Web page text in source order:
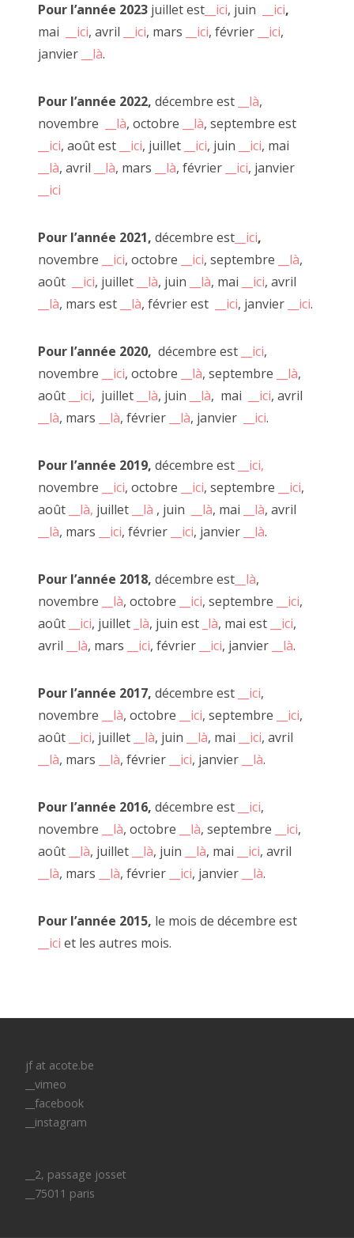
Pour l’année 2023 juillet est __ici, juin __ici,
mai
__ici, avril __ici, mars __ici, février __ici,
janvier
__là.
Pour l’année 2022, décembre est __là,
novembre
__là, octobre __là, septembre est
__ici, août est __ici, juillet __ici, juin __ici, mai
__là, avril __là, mars __là, février __ici, janvier
__ici
Pour l’année 2021, décembre est __ici,
novembre
__ici, octobre __ici, septembre __là,
août
__ici, juillet __là, juin __là, mai __ici, avril
__là, mars est __là, février est __ici, janvier __ici.
Pour l’année 2020, décembre est __ici,
novembre
__ici, octobre __là, septembre __là,
août
__ici, juillet __là, juin __là, mai __ici, avril
__là, mars __là, février __là, janvier __ici.
Pour l’année 2019, décembre est
__ici,
novembre
__ici, octobre __ici, septembre __ici,
août
__là, juillet __là , juin __là, mai __là, avril
__là, mars __ici, février __ici, janvier __là.
Pour l’année 2018, décembre est __là,
novembre
__là, octobre __ici, septembre __ici,
août
__ici, juillet _là, juin est _là, mai est __ici,
avril
__là, mars __ici, février __ici, janvier __là.
Pour l’année 2017, décembre est __ici,
novembre
__là, octobre __ici, septembre __ici,
août
__ici, juillet __là, juin __là, mai __ici, avril
__là, mars __là, février __ici, janvier __là.
Pour l’année 2016, décembre est __ici,
novembre
__là, octobre __là, septembre __ici,
août
__là, juillet __là, juin __là, mai __ici, avril
__là, mars __là, février __ici, janvier __là.
Pour l’année 2015, le mois de décembre est
__ici et les autres mois.
"Pédale Pédale", décembre 2018
Première rencontre avec le OU PAS. Nous avions imaginé
cela comme un événement ou viennent se succéder de
nombreuses personnes.
Certes nous avions rameuté beaucoup de monde en un court
DEHORS.
Je suis revenu avec un micro pour demander aux Autres
Puis avec d'autres photos sur des cartons en pleine rue. Des
Nous avons eu l'honneur avec Alexandre de faire un mur 4x3
en façade d'à côté.
J'ai ensuite réitéré l'opération en affichant "libre" une lecture
Lors d'une autre exposition immersive, digitale et
réponse à la loi sécurité globale.
Mural vague à bonds, 16 novembre 2019
jf at acote.be
__vimeo
__facebook
__instagram
__2, passage josset
__75011 paris